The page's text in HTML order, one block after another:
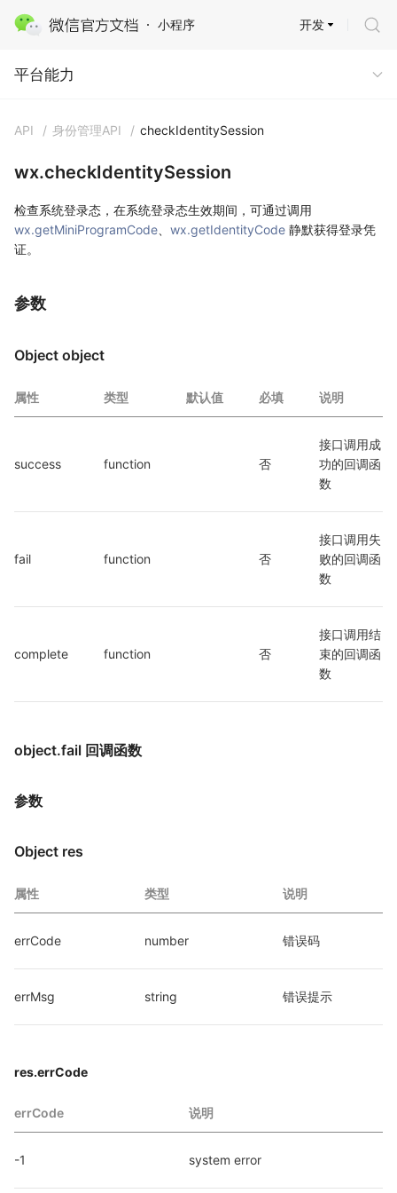
小程序
平台能力 · 多端能力
开发
平台能力
API / 身份管理API / checkIdentitySession
wx.checkIdentitySession
检查系统登录态，在系统登录态生效期间，可通过调用
wx.getMiniProgramCode
wx.getIdentityCode 静默获得登录凭
证。
参数
Object object
属性 类型 默认值 必填 说明
success function 否
接口调用成
功的回调函
数
fail function 否
接口调用失
败的回调函
数
complete function 否
接口调用结
束的回调函
数
object.fail 回调函数
参数
Object res
属性 类型 说明
errCode number 错误码
errMsg string 错误提示
res.errCode
errCode 说明
-1 system error